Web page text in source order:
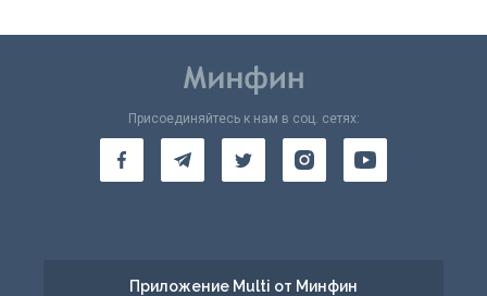
Присоединяйтесь к нам в соц. сетях:
Приложение Multi от Минфин